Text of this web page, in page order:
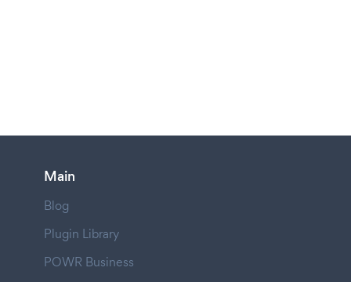
Main
Blog
Plugin Library
POWR Business